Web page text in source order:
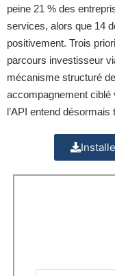
peine 21 % des
services, alors que 14
positivement. Trois
parcours investisseur
mécanisme structuré
accompagnement ciblé
l’API entend